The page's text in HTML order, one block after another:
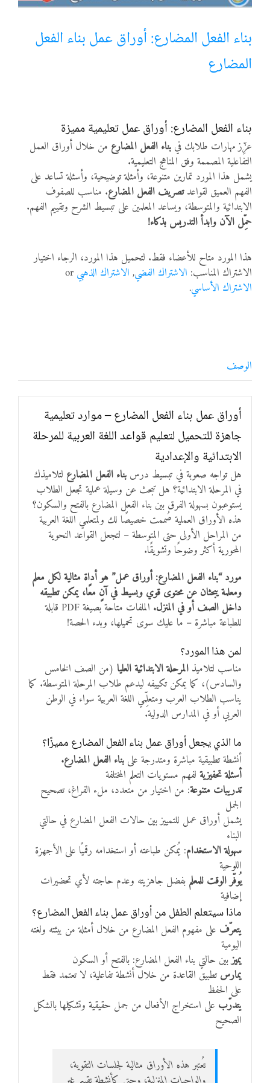
أنواع الموارد
الألعاب التفاعلية
بناء الفعل المضارع: أوراق عمل بناء الفعل
المضارع
بناء الفعل المضارع: أوراق عمل تعليمية مميزة
عزِّز مهارات طلابك في بناء الفعل المضارع من خلال أوراق العمل
التفاعلية المصممة وفق المناهج التعليمية.
يشمل هذا المورد تمارين متنوعة، وأمثلة توضيحية، وأسئلة تساعد على
الفهم العميق لقواعدتصريف الفعل المضارع. مناسب للصفوف
الابتدائية والمتوسطة، ويساعد المعلمين على تبسيط الشرح وتقييم الفهم.
حمِّل الآن وابدأ التدريس بذكاء!
هذا المورد متاح للأعضاء فقط. لتحميل هذا المورد، الرجاء اختيار
الاشتراك المناسب: الاشتراك الفضي, الاشتراك الذهبي
الاشتراك الأساسي.
الوصف
أوراق عمل بناء الفعل المضارع – موارد تعليمية
جاهزة للتحميل لتعليم قواعد اللغة العربية للمرحلة
الابتدائية والإعدادية
هل تواجه صعوبة في تبسيط درس بناء الفعل المضارع لتلاميذك
في المرحلة الابتدائية؟ هل تبحث عن وسيلة عملية تجعل الطلاب
يستوعبون بسهولة الفرق بين بناء الفعل المضارع بالفتح والسكون؟
هذه الأوراق العملية صُممت خصيصًا لك ولمتعلمي اللغة العربية
من المراحل الأولى حتى المتوسطة – لتجعل القواعد النحوية
المحورية أكثر وضوحًا وتشويقًا.
مورد “بناء الفعل المضارع: أوراق عمل” هو أداة مثالية لكل معلم
ومعلمة يبحثان عن محتوى قوي وبسيط في آنٍ معًا، يمكن تطبيقه
داخل الصف أو في المنزل.
الملفات متاحة بصيغة PDF قابلة
للطباعة مباشرة – ما عليك سوى تحميلها، وبدء الحصة!
لمن هذا المورد؟
مناسب لتلاميذ المرحلة الابتدائية العليا(من الصف الخامس
والسادس)، كما يمكن تكييفه ليدعم طلاب المرحلة المتوسطة. كما
يناسب الطلاب العرب ومتعلِّمي اللغة العربية سواء في الوطن
العربي أو في المدارس الدولية.
ما الذي يجعل أوراق عمل بناء الفعل المضارع مميزًا؟
أنشطة تطبيقية مباشرة ومتدرجة على بناء الفعل المضارع.
أسئلة تحفيزيةلفهم مستويات التعلم المختلفة
تدريبات متنوعة: من اختيار من متعدد، ملء الفراغ، تصحيح
الجمل
يشمل أوراق عمل للتمييز بين حالات الفعل المضارع في حالتي
البناء
سهولة الاستخدام: يُمكن طباعته أو استخدامه رقميًا على الأجهزة
اللوحية
يُوفّر الوقت للمعلم بفضل جاهزيته وعدم حاجته لأي تحضيرات
إضافية
ماذا سيتعلم الطفل من أوراق عمل بناء الفعل المضارع؟
يتعرّف على مفهوم الفعل المضارع من خلال أمثلة من بيئته ولغته
اليومية
يميزبين حالتي بناء الفعل المضارع: بالفتح أو السكون
يمارستطبيق القاعدة من خلال أنشطة تفاعلية، لا تعتمد فقط
على الحفظ
يتدرّب على استخراج الأفعال من جمل حقيقية وتشكيلها بالشكل
الصحيح
تُعتبر هذه الأوراق مثالية لجلسات التقوية،